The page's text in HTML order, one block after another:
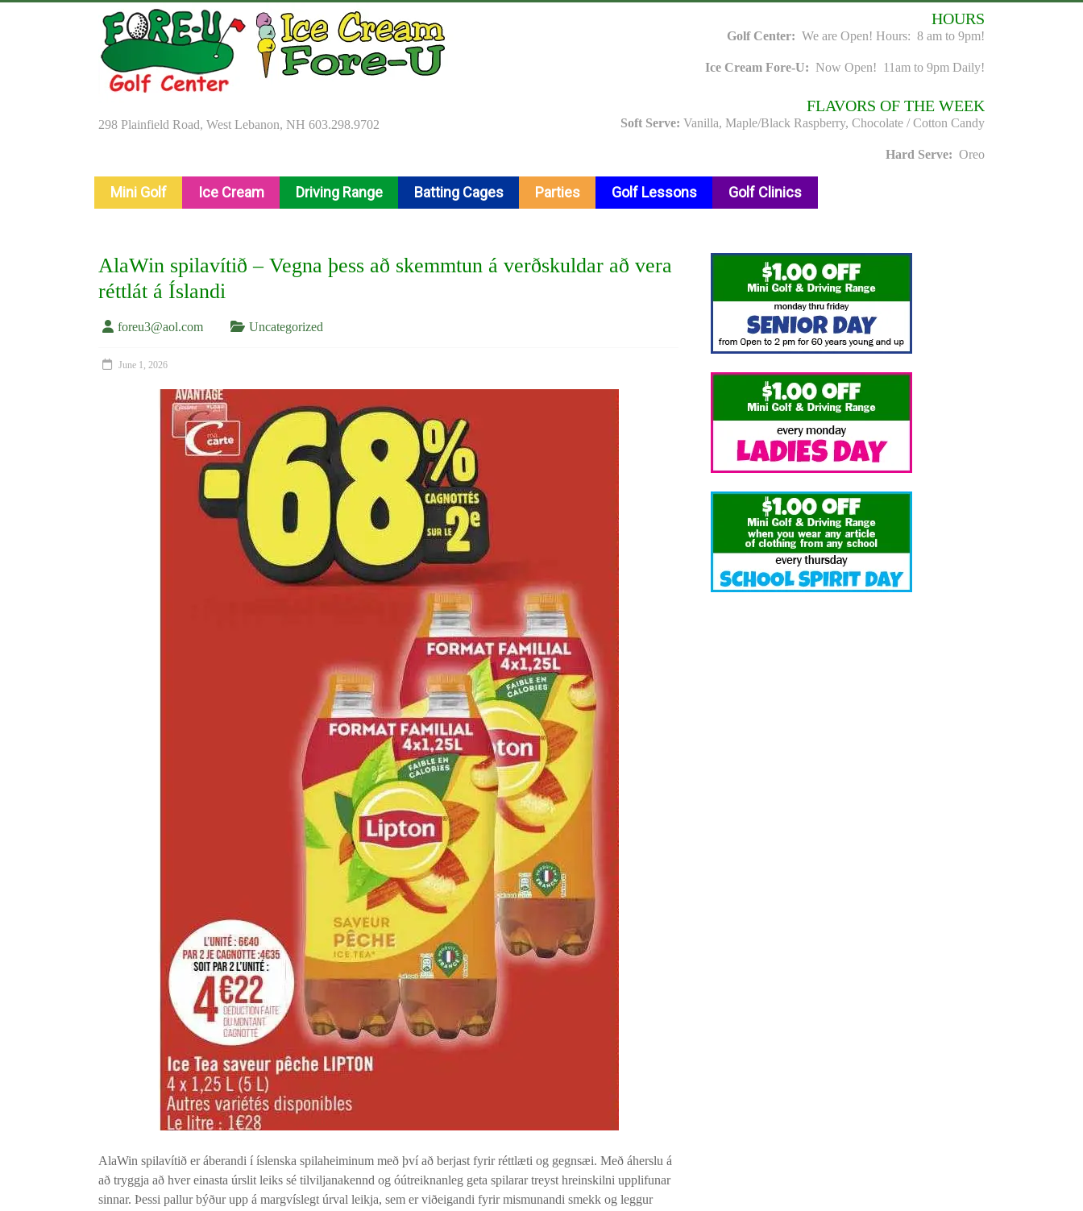
298 Plainfield Road, West Lebanon, NH 603.298.9702
HOURS
Golf Center: We are Open! Hours: 8 am to 9pm!
Ice Cream Fore-U: Now Open! 11am to 9pm Daily!
FLAVORS OF THE WEEK
Soft Serve: Vanilla, Maple/Black Raspberry, Chocolate / Cotton Candy
Hard Serve: Oreo
Mini Golf Ice Cream Driving Range Batting Cages Parties Golf Lessons Golf Clinics
AlaWin spilavítið – Vegna þess að skemmtun á verðskuldar að vera
réttlát á Íslandi
foreu3@aol.com Uncategorized
June 1, 2026
AlaWin spilavítið er áberandi í íslenska spilaheiminum með því að berjast fyrir réttlæti og gegnsæi. Með áherslu á
að tryggja að hver einasta úrslit leiks sé tilviljanakennd og óútreiknanleg geta spilarar treyst hreinskilni upplifunar
sinnar. Þessi pallur býður upp á margvíslegt úrval leikja, sem er viðeigandi fyrir mismunandi smekk og leggur